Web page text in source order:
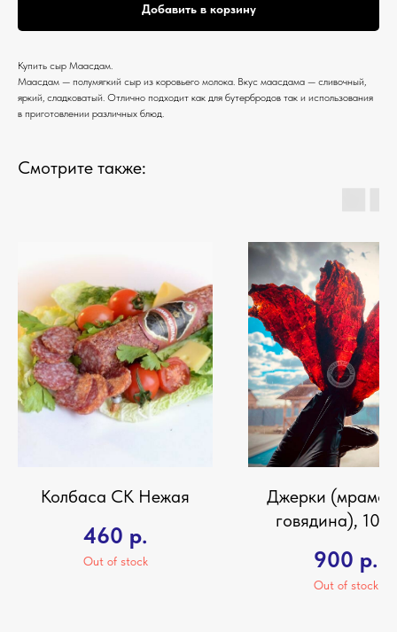
Добавить в корзину
Купить сыр Маасдам.
Маасдам — полумягкий сыр из коровьего молока. Вкус маасдама — сливочный,
яркий, сладковатый. Отлично подходит как для бутербродов так и использования
в приготовлении различных блюд.
Смотрите также:
Колбаса СК Нежая
460 р.
Out of stock
Джерки
говядина), 100
900 р.
Out of stock